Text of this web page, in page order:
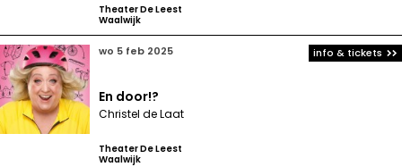
Theater De Leest
Waalwijk
wo 5 feb 2025
En door!?
Christel de Laat
Theater De Leest
Waalwijk
info & tickets